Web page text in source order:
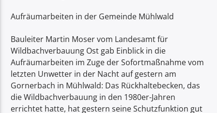
Aufräumarbeiten in der Gemeinde Mühlwald
Bauleiter Martin Moser vom Landesamt für
Wildbachverbauung Ost gab Einblick in die
Aufräumarbeiten im Zuge der Sofortmaßnahme vom
letzten Unwetter in der Nacht auf gestern am
Gornerbach in Mühlwald: Das Rückhaltebecken, das
die Wildbachverbauung in den 1980er-Jahren
errichtet hatte, hat gestern seine Schutzfunktion gut